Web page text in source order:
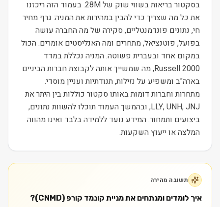
בסקטור בריאות בשווי שוק של 28M. בעמוד הזה ריכזנו
את כל מה שצריך כדי להבין במהירות את המניה: גרף מחיר
חי, נתונים פונדמנטליים, סקירה של מה החברה עושה
בפועל, פוטנציאל, מתחרים ומה האנליסטים אומרים. הכול
במקום אחד ובעברית פשוטה. המניה נכללת במדד
Russell 2000, מה שמשייך אותה לקבוצת חברות הביניים
בארה"ב ומשפיע על נזילות, תנודתיות ועניין מוסדי.
מתחרות וחברות דומות באותו סקטור כוללות בין היתר את
LLY, UNH, JNJ, ובהמשך העמוד תוכלו להשוות נתונים,
ביצועים ותמחור. המידע נועד ללמידה בלבד ואינו מהווה
המלצה או ייעוץ השקעות.
תשובה מהירה
איך לומדים ומנתחים את מניית קונמד קורפ (CNMD)?